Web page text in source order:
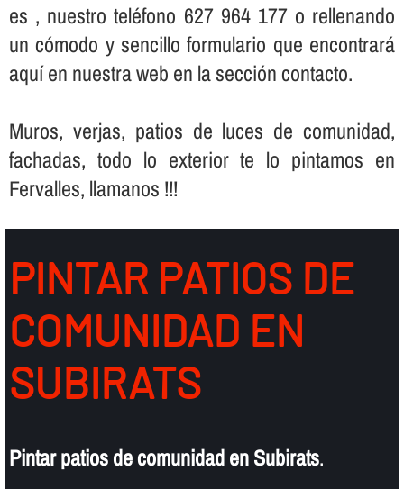
es , nuestro teléfono 627 964 177 o rellenando
un cómodo y sencillo formulario que encontrará
aquí­ en nuestra web en la sección contacto.
Muros, verjas, patios de luces de comunidad,
fachadas, todo lo exterior te lo pintamos en
Fervalles, llamanos !!!
PINTAR PATIOS DE
COMUNIDAD EN
SUBIRATS
Pintar patios de comunidad en Subirats.